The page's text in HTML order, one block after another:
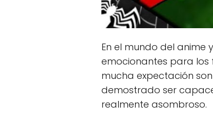
En el mundo del
emocionantes para los
mucha expectación son
demostrado ser
realmente asombroso.